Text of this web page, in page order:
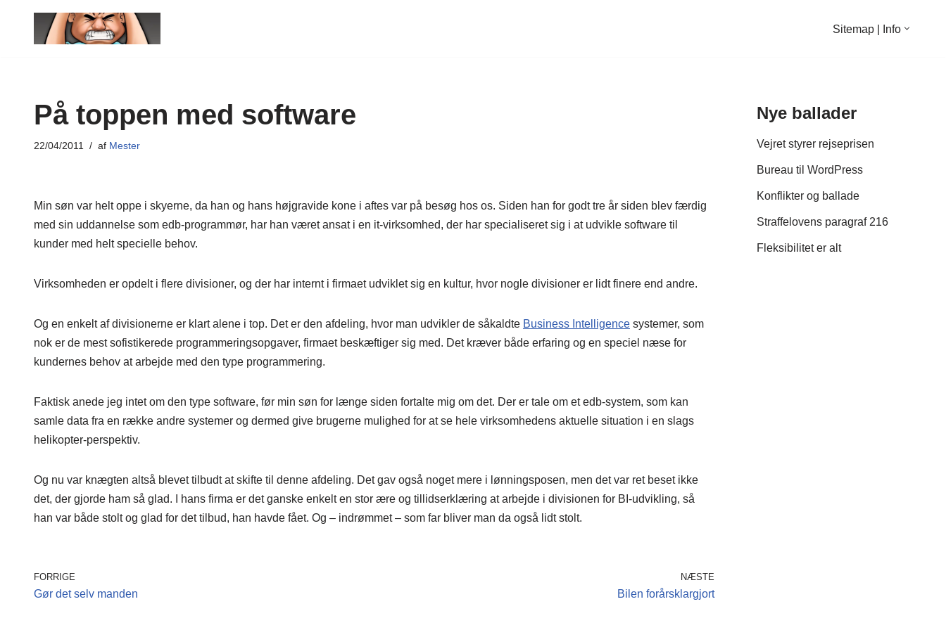
Sitemap | Info
På toppen med software
22/04/2011 af Mester
Min søn var helt oppe i skyerne, da han og hans højgravide kone i aftes var på besøg hos os. Siden han for godt tre år siden blev færdig
med sin uddannelse som edb-programmør, har han været ansat i en it-virksomhed, der har specialiseret sig i at udvikle software til
kunder med helt specielle behov.
Virksomheden er opdelt i flere divisioner, og der har internt i firmaet udviklet sig en kultur, hvor nogle divisioner er lidt finere end andre.
Og en enkelt af divisionerne er klart alene i top. Det er den afdeling, hvor man udvikler de såkaldte Business Intelligence systemer, som
nok er de mest sofistikerede programmeringsopgaver, firmaet beskæftiger sig med. Det kræver både erfaring og en speciel næse for
kundernes behov at arbejde med den type programmering.
Faktisk anede jeg intet om den type software, før min søn for længe siden fortalte mig om det. Der er tale om et edb-system, som kan
samle data fra en række andre systemer og dermed give brugerne mulighed for at se hele virksomhedens aktuelle situation i en slags
helikopter-perspektiv.
Og nu var knægten altså blevet tilbudt at skifte til denne afdeling. Det gav også noget mere i lønningsposen, men det var ret beset ikke
det, der gjorde ham så glad. I hans firma er det ganske enkelt en stor ære og tillidserklæring at arbejde i divisionen for BI-udvikling, så
han var både stolt og glad for det tilbud, han havde fået. Og – indrømmet – som far bliver man da også lidt stolt.
FORRIGE
Gør det selv manden
NÆSTE
Bilen forårsklargjort
Nye ballader
Vejret styrer rejseprisen
Bureau til WordPress
Konflikter og ballade
Straffelovens paragraf 216
Fleksibilitet er alt